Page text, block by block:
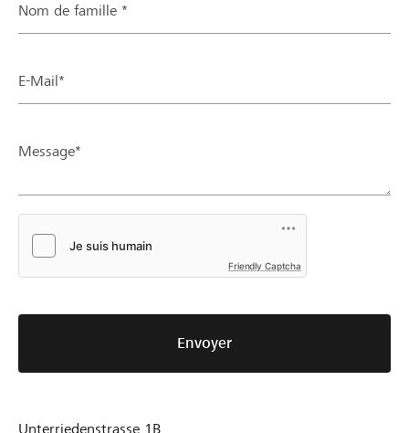
Nom de famille *
E-Mail*
Message*
Friendly Captcha
Envoyer
Unterriedenstrasse 1B